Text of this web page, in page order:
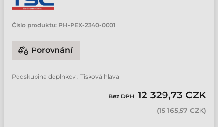
Číslo produktu: PH-PEX-2340-0001
Porovnání
Podskupina doplnkov : Tisková hlava
Bez DPH 12 329,73 CZK
(15 165,57 CZK)